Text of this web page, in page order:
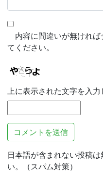
内容に間違いが無ければ
てください。
上に表示された文字を入力
日本語が含まれない投稿
い。（スパム対策）